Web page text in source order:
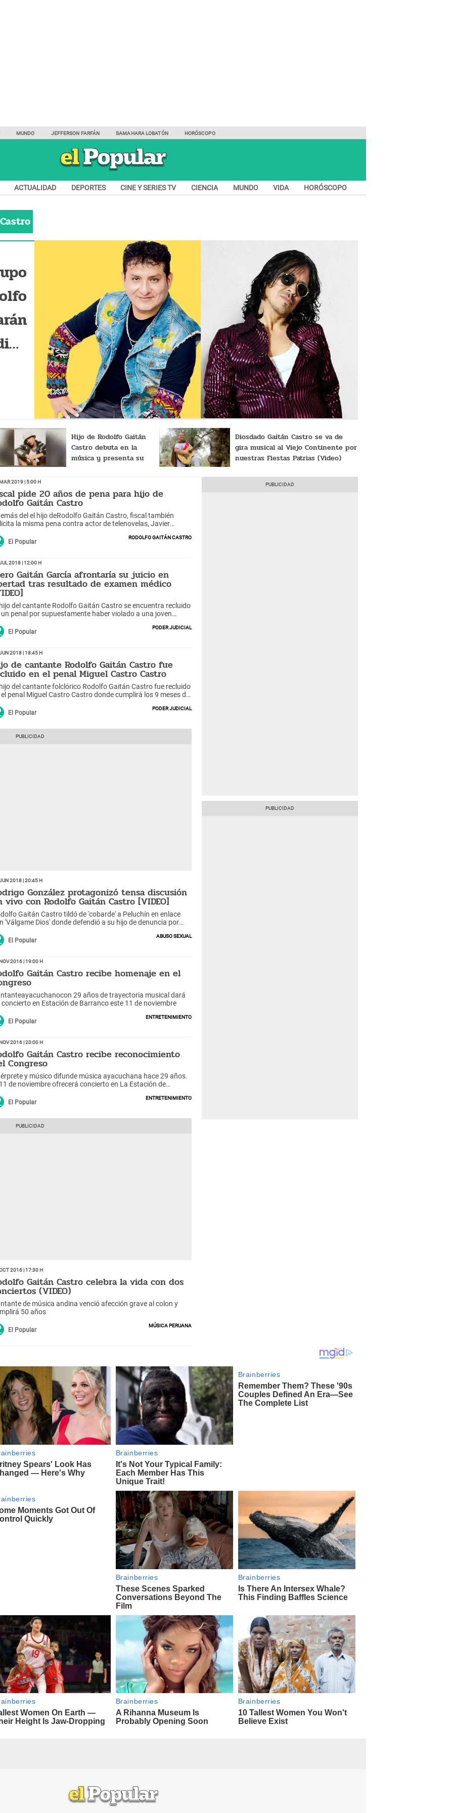
MUNDO JEFFERSON FARFÁN SAMAHARA LOBATÓN HORÓSCOPO
ACTUALIDAD DEPORTES CINE Y SERIES TV CIENCIA MUNDO VIDA HORÓSCOPO
Hijo de Rodolfo Gaitán
Castro debuta en la
música y presenta su
Diosdado Gaitán Castro se va de
gira musical al Viejo Continente por
nuestras Fiestas Patrias (Video)
2019 | 5:00 h
pide 20 años de pena para hijo de
Gaitán Castro
del el hijo deRodolfo Gaitán Castro, fiscal también
la misma pena contra actor de telenovelas, Javier
El Popular
Rodolfo Gaitán Castro
2018 | 12:00 h
Gaitán García afrontaría su juicio en
tras resultado de examen médico
del cantante Rodolfo Gaitán Castro se encuentra recluido
un penal por supuestamente haber violado a una joven
El Popular
Poder Judicial
2018 | 18:45 h
de cantante Rodolfo Gaitán Castro fue
en el penal Miguel Castro Castro
del cantante folclórico Rodolfo Gaitán Castro fue recluido
el penal Miguel Castro Castro donde cumplirá los 9 meses de
por violar a una joven anfitriona en Miraflores.
El Popular
Poder Judicial
2018 | 20:45 h
González protagonizó tensa discusión
vivo con Rodolfo Gaitán Castro [VIDEO]
Gaitán Castro tildó de 'cobarde' a Peluchín en enlace
'Válgame Dios' donde defendió a su hijo de denuncia por
El Popular
Abuso sexual
2016 | 19:00 h
Gaitán Castro recibe homenaje en el
29 años de trayectoria musical dará
concierto en Estación de Barranco este 11 de noviembre
El Popular
entretenimiento
2016 | 20:00 h
Gaitán Castro recibe reconocimiento
Congreso
y músico difunde música ayacuchana hace 29 años.
de noviembre ofrecerá concierto en La Estación de
El Popular
entretenimiento
2016 | 17:30 h
Gaitán Castro celebra la vida con dos
(VIDEO)
de música andina venció afección grave al colon y
50 años
El Popular
Música peruana